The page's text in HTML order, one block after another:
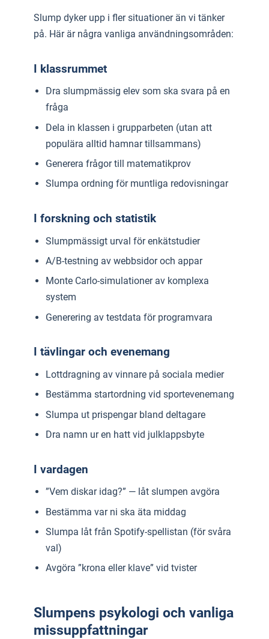
Slump dyker upp i fler situationer än vi tänker
på. Här är några vanliga användningsområden:
I klassrummet
Dra slumpmässig elev som ska svara på en
fråga
Dela in klassen i grupparbeten (utan att
populära alltid hamnar tillsammans)
Generera frågor till matematikprov
Slumpa ordning för muntliga redovisningar
I forskning och statistik
Slumpmässigt urval för enkätstudier
A/B-testning av webbsidor och appar
Monte Carlo-simulationer av komplexa
system
Generering av testdata för programvara
I tävlingar och evenemang
Lottdragning av vinnare på sociala medier
Bestämma startordning vid sportevenemang
Slumpa ut prispengar bland deltagare
Dra namn ur en hatt vid julklappsbyte
I vardagen
”Vem diskar idag?” — låt slumpen avgöra
Bestämma var ni ska äta middag
Slumpa låt från Spotify-spellistan (för svåra
val)
Avgöra ”krona eller klave” vid tvister
Slumpens psykologi och vanliga
missuppfattningar